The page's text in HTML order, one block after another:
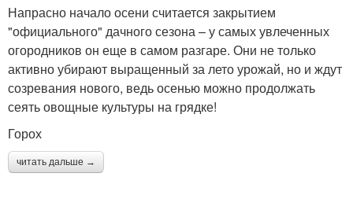
Напрасно начало осени считается закрытием
"официального" дачного сезона – у самых увлеченных
огородников он еще в самом разгаре. Они не только
активно убирают выращенный за лето урожай, но и ждут
созревания нового, ведь осенью можно продолжать
сеять овощные культуры на грядке!
Горох
читать дальше →